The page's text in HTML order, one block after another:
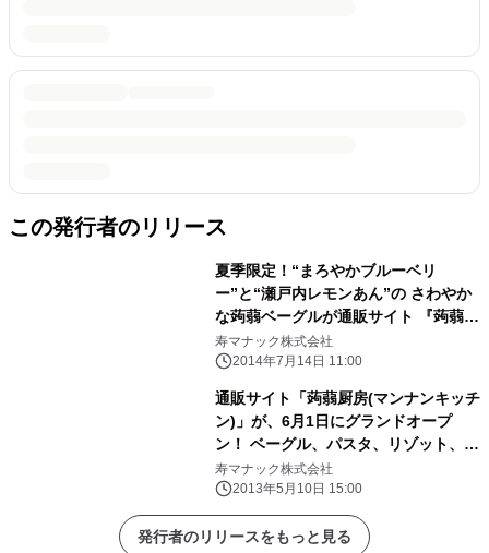
この発行者のリリース
夏季限定！“まろやかブルーベリ
ー”と“瀬戸内レモンあん”の さわやか
な蒟蒻ベーグルが通販サイト 『蒟蒻厨
房(マンナンキッチン)』から新発
売！ 7月11日より“蒟蒻(マンナン)ベ
円(税込)で発売！
寿マナック株式会社
2014年7月14日 11:00
通販サイト「蒟蒻厨房(マンナンキッチ
ン)」が、6月1日にグランドオープ
ン！ ベーグル、パスタ、リゾット、全
23品すべてにコンニャクを使用！ 真
っ黒ベーグル、和菓子風ベーグル、ス
パイシーベーグルなど種類も豊富！
寿マナック株式会社
2013年5月10日 15:00
発行者のリリースをもっと見る